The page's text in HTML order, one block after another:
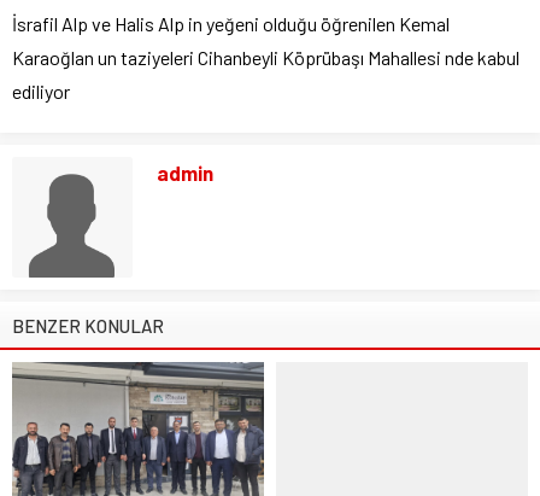
İsrafil Alp ve Halis Alp in yeğeni olduğu öğrenilen Kemal
Karaoğlan un taziyeleri Cihanbeyli Köprübaşı Mahallesi nde kabul
ediliyor
admin
BENZER KONULAR